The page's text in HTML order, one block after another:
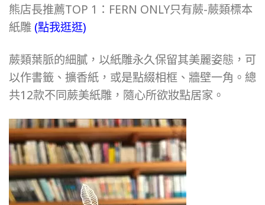
熊店長推薦TOP 1：FERN ONLY只有蕨-蕨類標本
紙雕 (點我逛逛)
蕨類葉脈的細膩，以紙雕永久保留其美麗姿態，可
以作書籤、擴香紙，或是點綴相框、牆壁一角。總
共12款不同蕨美紙雕，隨心所欲妝點居家。